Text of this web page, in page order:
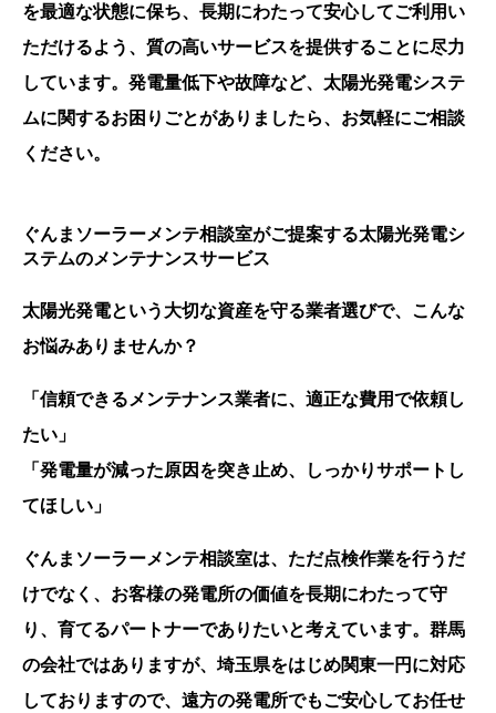
を最適な状態に保ち、長期にわたって安心してご利用い
ただけるよう、質の高いサービスを提供することに尽力
しています。発電量低下や故障など、太陽光発電システ
ムに関するお困りごとがありましたら、お気軽にご相談
ください。
ぐんまソーラーメンテ相談室がご提案する太陽光発電シ
ステムのメンテナンスサービス
太陽光発電という大切な資産を守る業者選びで、こんな
お悩みありませんか？
「信頼できるメンテナンス業者に、適正な費用で依頼し
たい」
「発電量が減った原因を突き止め、しっかりサポートし
てほしい」
ぐんまソーラーメンテ相談室は、ただ点検作業を行うだ
けでなく、お客様の発電所の価値を長期にわたって守
り、育てるパートナーでありたいと考えています。群馬
の会社ではありますが、埼玉県をはじめ関東一円に対応
しておりますので、遠方の発電所でもご安心してお任せ